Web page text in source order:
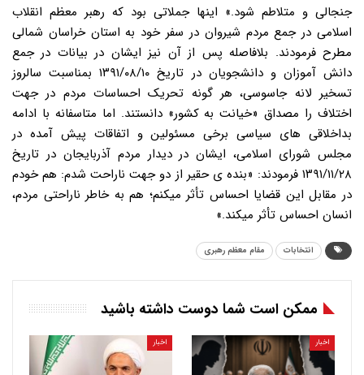
جنجالی و متلاطم شود.» اینها جملاتی بود که رهبر معظم انقلاب
اسلامی در جمع مردم شیروان در سفر خود به استان خراسان شمالی
مطرح فرمودند. بلافاصله پس از آن نیز ایشان در بیانات در جمع
دانش آموزان و دانشجویان در تاریخ ۱۳۹۱/۰۸/۱۰ بمناسبت سالروز
تسخیر لانه جاسوسی، هر گونه تحریک احساسات مردم در جهت
اختلاف را مصداق «خیانت به کشور» دانستند. اما متاسفانه با ادامه
بداخلاقی های سیاسی برخی مسئولین و اتفاقات پیش آمده در
مجلس شورای اسلامی، ایشان در دیدار مردم آذربایجان در تاریخ
۱۳۹۱/۱۱/۲۸ فرمودند: «بنده ی حقیر از دو جهت ناراحت شدم: هم خودم
در مقابل این قضایا احساس تأثر میکنم؛ هم به خاطر ناراحتی مردم،
انسان احساس تأثر میکند.»
انتخابات مقام معظم رهبری
ممکن است شما دوست داشته باشید
اخبار اخبار